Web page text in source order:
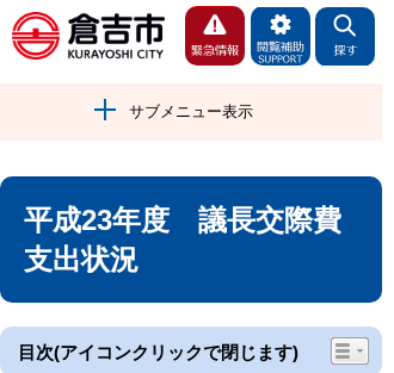
サブメニュー表示
平成23年度 議長交際費
支出状況
目次(アイコンクリックで閉じます)